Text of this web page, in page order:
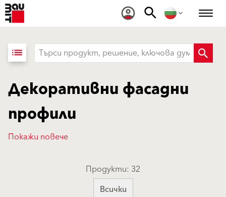
list
Декоративни фасадни
профили
Покажи повече
Продукти: 32
Всички